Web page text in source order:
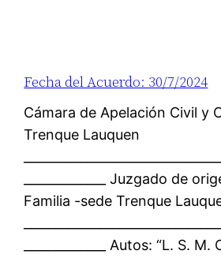
Fecha del Acuerdo: 30/7/2024
Cámara de Apelación Civil y
Trenque Lauquen
_____________ Juzgado de
Familia -sede Trenque
_____________ Autos: “L. S.